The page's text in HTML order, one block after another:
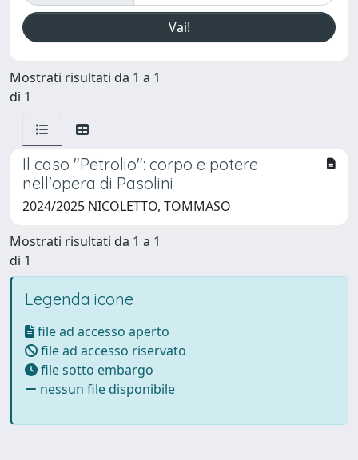
Mostrati risultati da 1 a 1
di 1
Il caso "Petrolio": corpo e potere
nell'opera di Pasolini
2024/2025 NICOLETTO, TOMMASO
Mostrati risultati da 1 a 1
di 1
Legenda icone
file ad accesso aperto
file ad accesso riservato
file sotto embargo
nessun file disponibile